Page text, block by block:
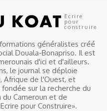
Ecrire
pour
construire
généralistes créé
Douala-Bonapriso. Il est
d'ici et d'ailleurs.
le journal se déploie
Afrique de l'Ouest, et
sur la recherche du
Cameroun et de
pour Construire».